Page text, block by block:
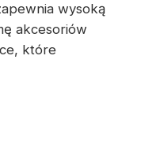
wysoką
akcesoriów
które